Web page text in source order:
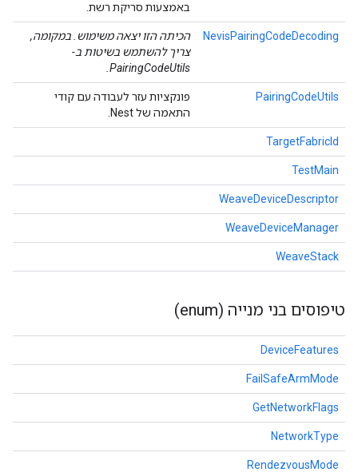
באמצעות סריקת רשת.
NevisPairingCodeDecoding
הכיתה הזו יצאה משימוש. במקומה,
צריך להשתמש בשיטות ב-
PairingCodeUtils.
PairingCodeUtils
פונקציות עזר לעבודה עם קודי
התאמה של Nest.
TargetFabricId
TestMain
WeaveDeviceDescriptor
WeaveDeviceManager
WeaveStack
טיפוסים בני מנייה (enum)
DeviceFeatures
FailSafeArmMode
GetNetworkFlags
NetworkType
RendezvousMode